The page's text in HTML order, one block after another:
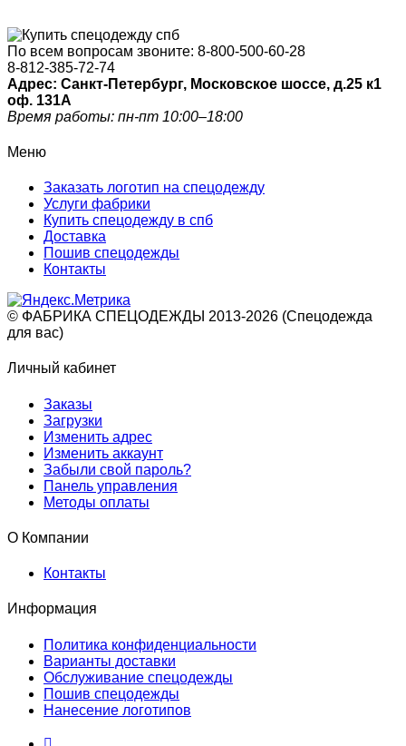
По всем вопросам звоните: 8-800-500-60-28
8-812-385-72-74
Адрес: Санкт-Петербург, Московское шоссе, д.25 к1
оф. 131A
Время работы: пн-пт 10:00–18:00
Меню
Заказать логотип на спецодежду
Услуги фабрики
Купить спецодежду в спб
Доставка
Пошив спецодежды
Контакты
© ФАБРИКА СПЕЦОДЕЖДЫ 2013-2026 (Спецодежда
для вас)
Личный кабинет
Заказы
Загрузки
Изменить адрес
Изменить аккаунт
Забыли свой пароль?
Панель управления
Методы оплаты
О Компании
Контакты
Информация
Политика конфиденциальности
Варианты доставки
Обслуживание спецодежды
Пошив спецодежды
Нанесение логотипов